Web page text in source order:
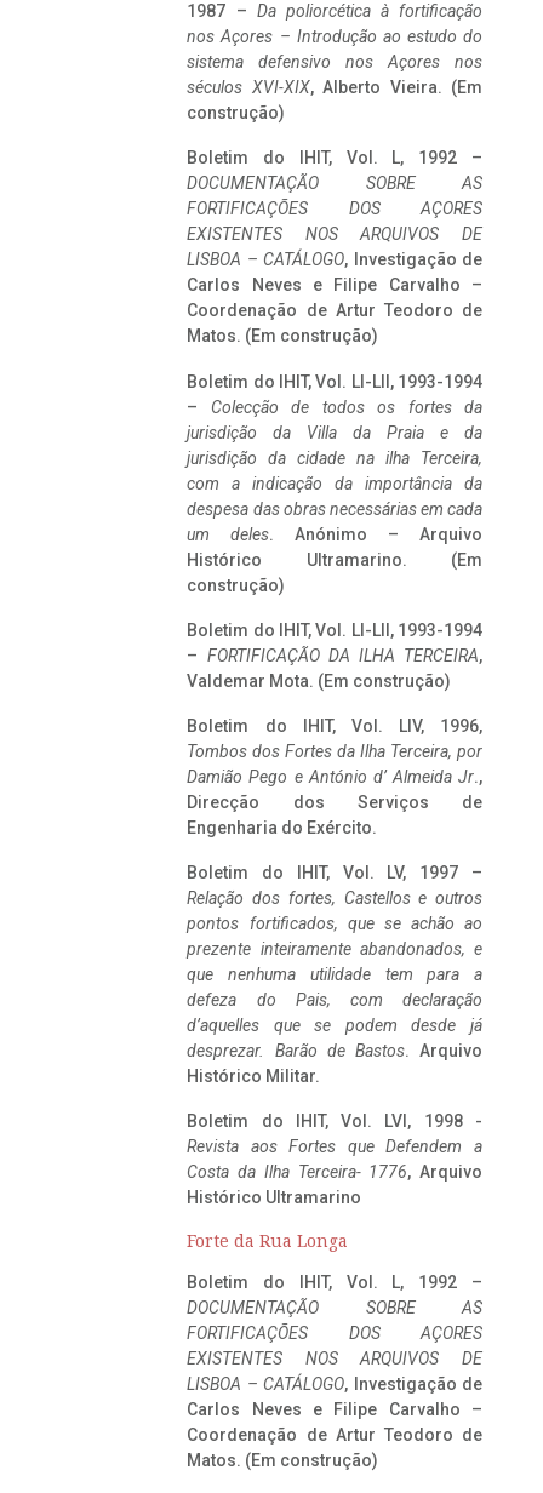
1987 – Da poliorcética à fortificação
nos Açores – Introdução ao estudo do
sistema defensivo nos Açores nos
séculos XVI-XIX, Alberto Vieira. (Em
construção)
Boletim do IHIT, Vol. L, 1992 –
DOCUMENTAÇÃO SOBRE AS
FORTIFICAÇÕES DOS AÇORES
EXISTENTES NOS ARQUIVOS DE
LISBOA – CATÁLOGO, Investigação de
Carlos Neves e Filipe Carvalho –
Coordenação de Artur Teodoro de
Matos. (Em construção)
Boletim do IHIT, Vol. LI-LII, 1993-1994
– Colecção de todos os fortes da
jurisdição da Villa da Praia e da
jurisdição da cidade na ilha Terceira,
com a indicação da importância da
despesa das obras necessárias em cada
um deles. Anónimo – Arquivo
Histórico Ultramarino. (Em
construção)
Boletim do IHIT, Vol. LI-LII, 1993-1994
– FORTIFICAÇÃO DA ILHA TERCEIRA,
Valdemar Mota. (Em construção)
Boletim do IHIT, Vol. LIV, 1996,
Tombos dos Fortes da Ilha Terceira, por
Damião Pego e António d’ Almeida Jr.,
Direcção dos Serviços de
Engenharia do Exército.
Boletim do IHIT, Vol. LV, 1997 –
Relação dos fortes, Castellos e outros
pontos fortificados, que se achão ao
prezente inteiramente abandonados, e
que nenhuma utilidade tem para a
defeza do Pais, com declaração
d’aquelles que se podem desde já
desprezar. Barão de Bastos. Arquivo
Histórico Militar.
Boletim do IHIT, Vol. LVI, 1998 -
Revista aos Fortes que Defendem a
Costa da Ilha Terceira- 1776, Arquivo
Histórico Ultramarino
Forte da Rua Longa
Boletim do IHIT, Vol. L, 1992 –
DOCUMENTAÇÃO SOBRE AS
FORTIFICAÇÕES DOS AÇORES
EXISTENTES NOS ARQUIVOS DE
LISBOA – CATÁLOGO, Investigação de
Carlos Neves e Filipe Carvalho –
Coordenação de Artur Teodoro de
Matos. (Em construção)